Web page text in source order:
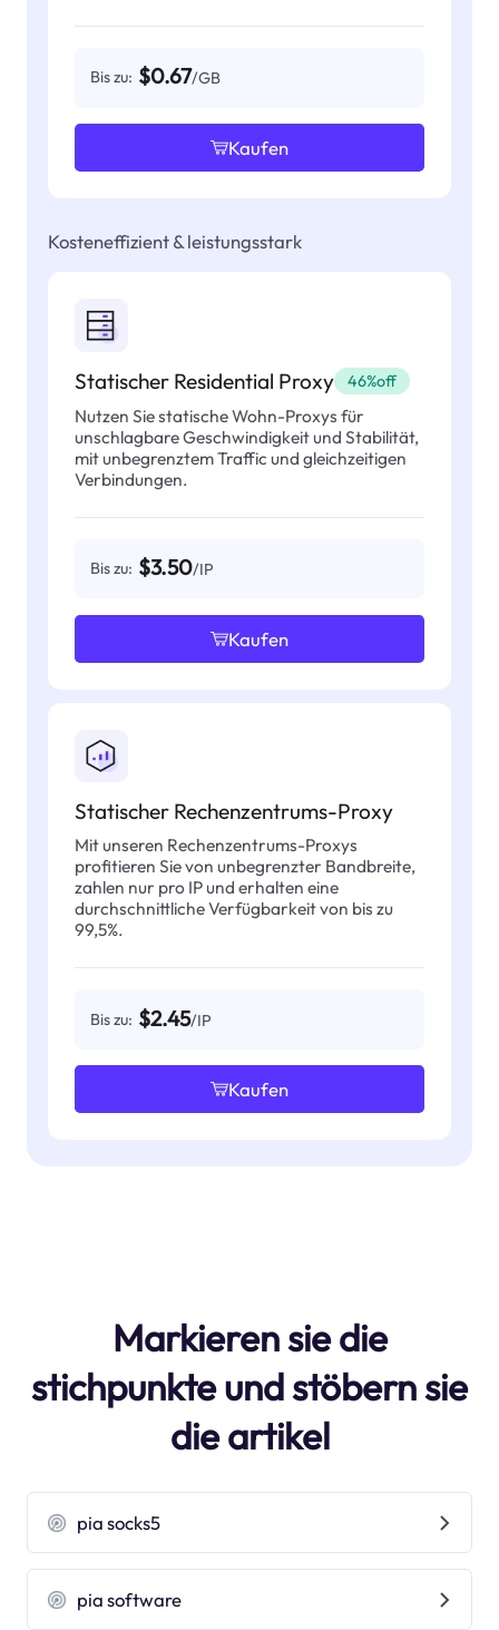
Bis zu: $0.67/GB
Kaufen
Kosteneffizient & leistungsstark
Statischer Residential Proxy 46%off
Nutzen Sie statische Wohn-Proxys für
unschlagbare Geschwindigkeit und Stabilität,
mit unbegrenztem Traffic und gleichzeitigen
Verbindungen.
Bis zu: $3.50/IP
Kaufen
Statischer Rechenzentrums-Proxy
Mit unseren Rechenzentrums-Proxys
profitieren Sie von unbegrenzter Bandbreite,
zahlen nur pro IP und erhalten eine
durchschnittliche Verfügbarkeit von bis zu
99,5%.
Bis zu: $2.45/IP
Kaufen
Markieren sie die
stichpunkte und stöbern sie
die artikel
pia socks5
pia software